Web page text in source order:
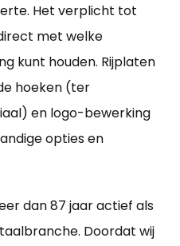
Het verplicht tot
met welke
kunt houden. Rijplaten
hoeken (ter
en logo-bewerking
opties en
dan 87 jaar actief als
Doordat wij